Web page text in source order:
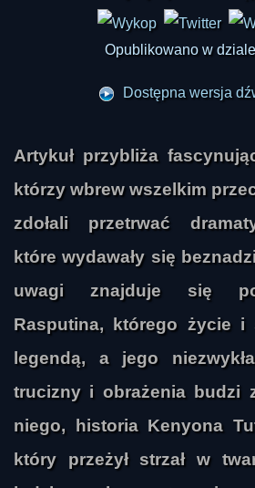
Opublikowano w dziale
Dostępna wersja
Artykuł przybliża
którzy wbrew wszelkim
zdołali przetrwać
które wydawały się
uwagi znajduje się
Rasputina, którego życie i
legendą, a jego
trucizny i obrażenia budzi
niego, historia Kenyona
który przeżył strzał w